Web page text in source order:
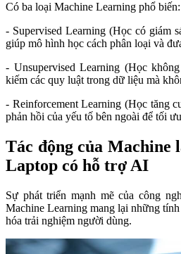
Có ba loại Machine Learning phổ biến:
- Supervised Learning (Học có giám
giúp mô hình học cách phân loại và
- Unsupervised Learning (Học
kiếm các quy luật trong dữ liệu mà
- Reinforcement Learning (Học tăng
phản hồi của yếu tố bên ngoài để tối
Tác động của Machine
Laptop có hỗ trợ AI
Sự phát triển mạnh mẽ của công
Machine Learning mang lại những
hóa trải nghiệm người dùng.